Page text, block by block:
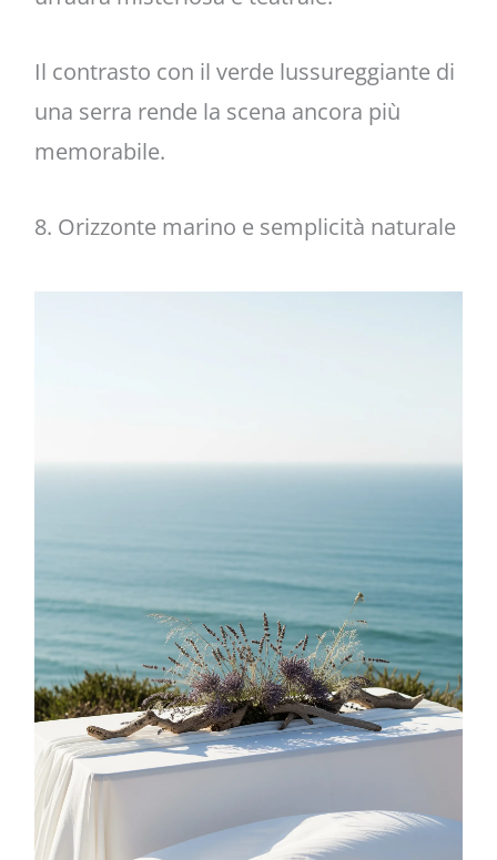
Il contrasto con il verde lussureggiante di
una serra rende la scena ancora più
memorabile.
8. Orizzonte marino e semplicità naturale